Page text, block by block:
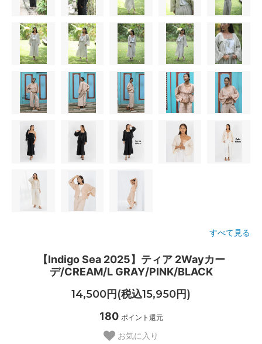
すべて見る
【Indigo Sea 2025】ティア 2Wayカー
デ/CREAM/L GRAY/PINK/BLACK
14,500円(税込15,950円)
180 ポイント還元
お気に入り